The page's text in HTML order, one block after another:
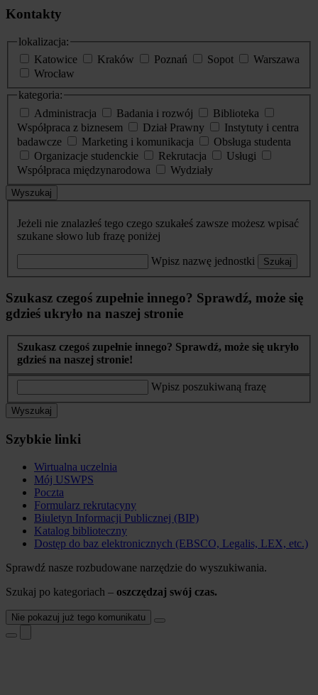
Kontakty
lokalizacja:
Katowice
Kraków Poznań Sopot
Warszawa
Wrocław
kategoria:
Administracja
Badania i rozwój
Biblioteka
Współpraca z biznesem
Dział Prawny
Instytuty i centra
badawcze
Marketing i komunikacja
Obsługa studenta
Organizacje studenckie
Rekrutacja
Usługi
Współpraca międzynarodowa
Wydziały
Wyszukaj
Jeżeli nie znalazłeś tego czego szukałeś zawsze możesz wpisać
szukane słowo lub frazę poniżej
Wpisz nazwę jednostki Szukaj
Szukasz czegoś zupełnie innego? Sprawdź, może się
gdzieś ukryło na naszej stronie
Szukasz czegoś zupełnie innego? Sprawdź, może się ukryło
gdzieś na naszej stronie!
Wpisz poszukiwaną frazę
Wyszukaj
Szybkie linki
Wirtualna uczelnia
Mój USWPS
Poczta
Formularz rekrutacyny
Biuletyn Informacji Publicznej (BIP)
Katalog biblioteczny
Dostęp do baz elektronicznych (EBSCO, Legalis, LEX, etc.)
Sprawdź nasze rozbudowane narzędzie do wyszukiwania.
Szukaj po kategoriach – oszczędzaj swój czas.
Nie pokazuj już tego komunikatu